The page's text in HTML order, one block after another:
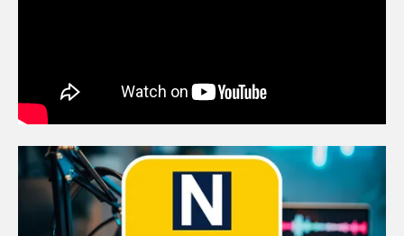
αποτελεί αντικείμενο
Πρωτοποριακό ναυτιλιακό
strategic debate